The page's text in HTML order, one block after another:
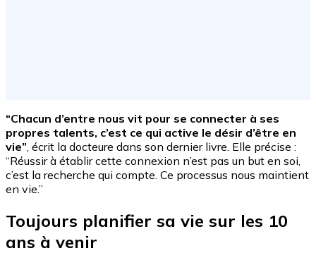
“Chacun d’entre nous vit pour se connecter à ses
propres talents, c’est ce qui active le désir d’être en
vie”, écrit la docteure dans son dernier livre. Elle précise :
“Réussir à établir cette connexion n’est pas un but en soi,
c’est la recherche qui compte. Ce processus nous maintient
en vie.”
Toujours planifier sa vie sur les 10
ans à venir